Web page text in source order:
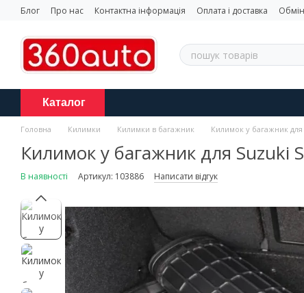
Перейти до основного контенту
Блог Про нас Контактна інформація Оплата і доставка
Каталог
Головна Килимки Килимки в багажник Килимок у багажник
Килимок у багажник для Suzuki
В наявності Артикул: 103886 Написати відгук